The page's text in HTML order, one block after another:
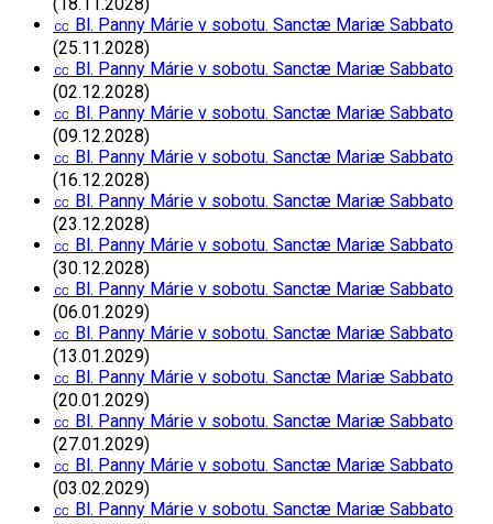
㏄ Bl. Panny Márie v sobotu. Sanctæ Mariæ Sabbato
(25.11.2028)
㏄ Bl. Panny Márie v sobotu. Sanctæ Mariæ Sabbato
(02.12.2028)
㏄ Bl. Panny Márie v sobotu. Sanctæ Mariæ Sabbato
(09.12.2028)
㏄ Bl. Panny Márie v sobotu. Sanctæ Mariæ Sabbato
(16.12.2028)
㏄ Bl. Panny Márie v sobotu. Sanctæ Mariæ Sabbato
(23.12.2028)
㏄ Bl. Panny Márie v sobotu. Sanctæ Mariæ Sabbato
(30.12.2028)
㏄ Bl. Panny Márie v sobotu. Sanctæ Mariæ Sabbato
(06.01.2029)
㏄ Bl. Panny Márie v sobotu. Sanctæ Mariæ Sabbato
(13.01.2029)
㏄ Bl. Panny Márie v sobotu. Sanctæ Mariæ Sabbato
(20.01.2029)
㏄ Bl. Panny Márie v sobotu. Sanctæ Mariæ Sabbato
(27.01.2029)
㏄ Bl. Panny Márie v sobotu. Sanctæ Mariæ Sabbato
(03.02.2029)
㏄ Bl. Panny Márie v sobotu. Sanctæ Mariæ Sabbato